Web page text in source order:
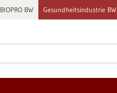
BIOPRO BW Gesundheitsindustrie BW